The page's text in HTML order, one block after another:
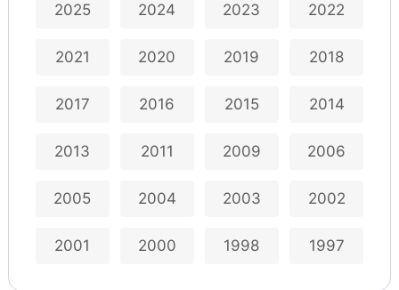
2025 2024 2023 2022
2021 2020 2019 2018
2017 2016 2015 2014
2013 2011 2009 2006
2005 2004 2003 2002
2001 2000 1998 1997